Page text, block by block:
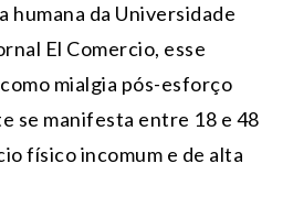
humana da Universidade
El Comercio, esse
mialgia pós-esforço
se manifesta entre 18 e 48
físico incomum e de alta